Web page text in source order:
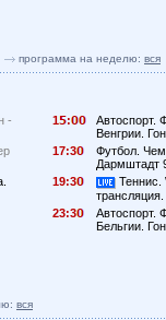
программа на неделю: вся
-
1 :
Автоспорт.
Венгрии.
17:3
Футбол.
Дармштадт
19:3
Теннис.
трансляция.
23:3
Автоспорт.
Бельгии.
вся